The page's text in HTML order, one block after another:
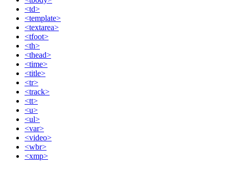
<td>
<template>
<textarea>
<tfoot>
<th>
<thead>
<time>
<title>
<tr>
<track>
<tt>
<u>
<ul>
<var>
<video>
<wbr>
<xmp>